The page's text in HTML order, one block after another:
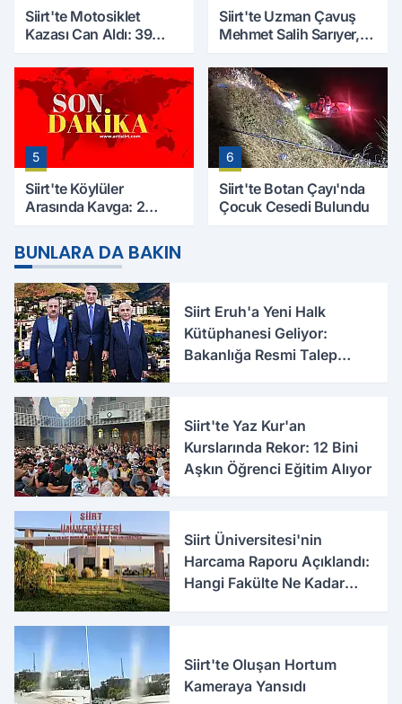
Siirt'te Motosiklet
Kazası Can Aldı: 39
Hayatını Kaybetti
Siirt'te Uzman Çavuş
Mehmet Salih Sarıyer,
5
Siirt'te Köylüler
Arasında Kavga: 2
Ağır
6
Siirt'te Botan Çayı'nda
Çocuk Cesedi Bulundu
BUNLARA DA BAKIN
Siirt Eruh'a Yeni Halk
Kütüphanesi Geliyor:
Bakanlığa Resmi Talep
Siirt'te Yaz Kur'an
Kurslarında Rekor: 12 Bini
Aşkın Öğrenci Eğitim Alıyor
Siirt Üniversitesi'nin
Harcama Raporu Açıklandı:
Hangi Fakülte Ne Kadar
Siirt'te Oluşan Hortum
Kameraya Yansıdı